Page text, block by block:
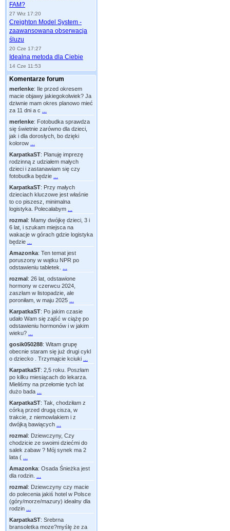
FAM?
27 Wrz 17:20
Creighton Model System -
zaawansowana obserwacja
śluzu
20 Cze 17:27
Idealna metoda dla Ciebie
14 Cze 11:53
Komentarze forum
merlenke: Ile przed okresem
macie objawy jakiegokolwiek? Ja
dziwnie mam okres planowo mieć
za 11 dni a c
merlenke: Fotobudka sprawdza
się świetnie zarówno dla dzieci,
jak i dla dorosłych, bo dzięki
kolorow
KarpatkaST: Planuję imprezę
rodzinną z udziałem małych
dzieci i zastanawiam się czy
fotobudka będzie
KarpatkaST: Przy małych
dzieciach kluczowe jest właśnie
to co piszesz, minimalna
logistyka. Polecałabym
rozmal: Mamy dwójkę dzieci, 3 i
6 lat, i szukam miejsca na
wakacje w górach gdzie logistyka
będzie
Amazonka: Ten temat jest
poruszony w wątku NPR po
odstawieniu tabletek.
rozmal: 26 lat, odstawione
hormony w czerwcu 2024,
zaszłam w listopadzie, ale
poroniłam, w maju 2025
KarpatkaST: Po jakim czasie
udało Wam się zajść w ciążę po
odstawieniu hormonów i w jakim
wieku?
gosik050288: Witam grupę
obecnie staram się już drugi cykl
o dziecko . Trzymajcie kciuki
KarpatkaST: 2,5 roku. Poszłam
po kilku miesiącach do lekarza.
Mieliśmy na przełomie tych lat
dużo bada
KarpatkaST: Tak, chodziłam z
córką przed drugą cisza, w
trakcie, z niemowlakiem i z
dwójką bawiących
rozmal: Dziewczyny, Czy
chodzicie ze swoimi dziećmi do
salek zabaw ? Mój synek ma 2
lata (
Amazonka: Osada Śnieżka jest
dla rodzin.
rozmal: Dziewczyny czy macie
do polecenia jakiś hotel w Polsce
(góry/morze/mazury) idealny dla
rodzin
KarpatkaST: Srebrna
bransoletka moze?myślę że za